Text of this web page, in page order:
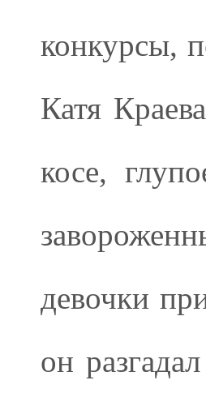
конкурсы,
Катя
косе,
девочки
он